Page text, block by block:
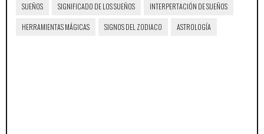
SUEÑOS SIGNIFICADO DE LOS SUEÑOS INTERPERTACIÓN DE SUEÑOS
HERRAMIENTAS MÁGICAS SIGNOS DEL ZODIACO ASTROLOGÍA